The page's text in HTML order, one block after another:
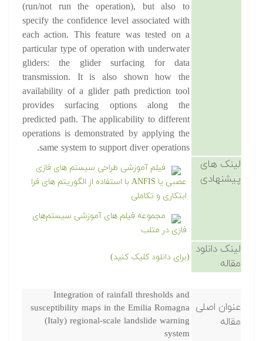
(run/not run the operation), but also to
specify the confidence level associated with
each action. This feature was tested on a
particular type of operation with underwater
gliders: the glider surfacing for data
transmission. It is also shown how the
availability of a glider path prediction tool
provides surfacing options along the
predicted path. The applicability to different
operations is demonstrated by applying the
same system to support diver operations.
لینک های
پیشنهادی
فیلم آموزشی طراحی سیستم های فازی
عصبی یا ANFIS با استفاده از الگوریتم های فرا
ابتکاری و تکاملی
مجموعه فیلم های آموزشی سیستم‌های
فازی در متلب
لینک دانلود
مقاله
(برای دانلود کلیک کنید)
عنوان اصلی
مقاله
Integration of rainfall thresholds and
susceptibility maps in the Emilia Romagna
(Italy) regional-scale landslide warning
system